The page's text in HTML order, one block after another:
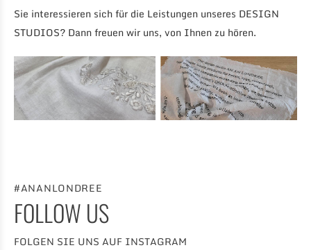
Sie interessieren sich für die Leistungen unseres DESIGN
STUDIOS? Dann freuen wir uns, von Ihnen zu hören.
#ANANLONDREE
FOLLOW US
FOLGEN SIE UNS AUF INSTAGRAM